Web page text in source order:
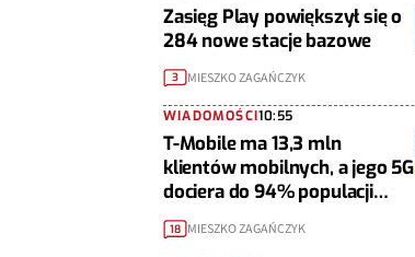
Zasięg Play powiększył się o
284 nowe stacje bazowe
3 MIESZKO ZAGAŃCZYK
WIADOMOŚCI10:55
T-Mobile ma 13,3 mln
klientów mobilnych, a jego 5G
dociera do 94% populacji
Polski
18 MIESZKO ZAGAŃCZYK